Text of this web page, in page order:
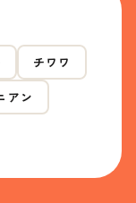
チワワ
アン